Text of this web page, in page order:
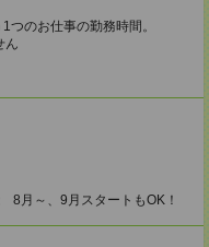
つのお仕事の勤務時間。
ん
月～、9月スタートもOK！